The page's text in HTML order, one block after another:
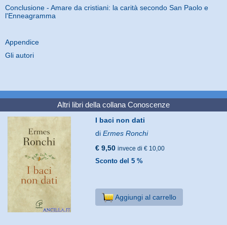
Conclusione - Amare da cristiani: la carità secondo San Paolo e
l'Enneagramma
Appendice
Gli autori
Altri libri della collana Conoscenze
I baci non dati
diErmes Ronchi
€ 9,50 invece di € 10,00
Sconto del 5 %
Aggiungi al carrello